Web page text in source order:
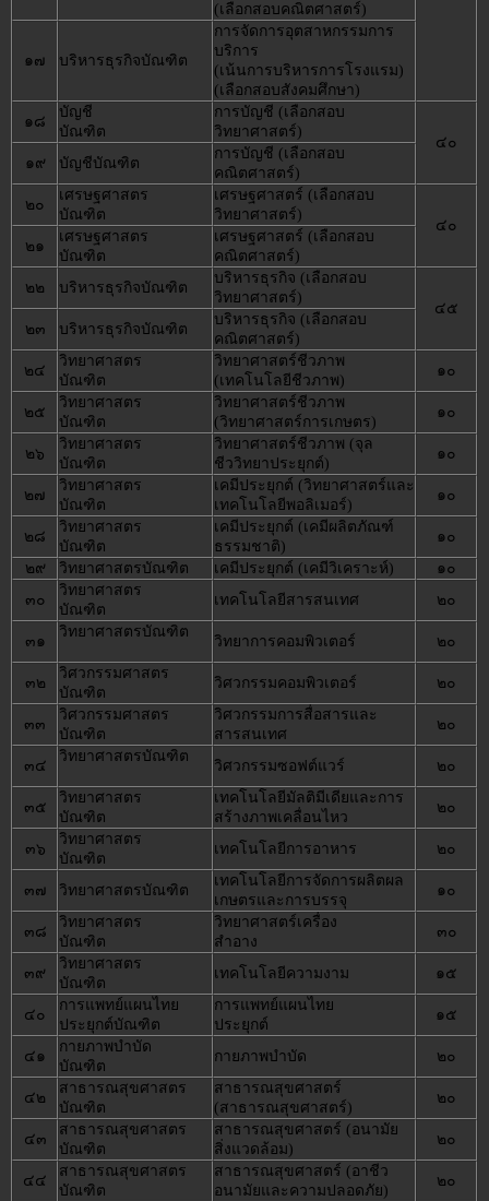
(เลือกสอบคณิตศาสตร์)
๑๗ บริหารธุรกิจบัณฑิต
การจัดการอุตสาหกรรมการ
บริการ
(เน้นการบริหารการโรงแรม)
(เลือกสอบสังคมศึกษา)
๑๘
บัญชี
บัณฑิต
การบัญชี (เลือกสอบ
วิทยาศาสตร์)
๔๐
๑๙
บัญชีบัณฑิต
การบัญชี (เลือกสอบ
คณิตศาสตร์)
๒๐
เศรษฐศาสตร
บัณฑิต
เศรษฐศาสตร์ (เลือกสอบ
วิทยาศาสตร์)
๔๐
๒๑
เศรษฐศาสตร
บัณฑิต
เศรษฐศาสตร์ (เลือกสอบ
คณิตศาสตร์)
๒๒
บริหารธุรกิจบัณฑิต
บริหารธุรกิจ (เลือกสอบ
วิทยาศาสตร์)
๔๕
๒๓
บริหารธุรกิจบัณฑิต
บริหารธุรกิจ (เลือกสอบ
คณิตศาสตร์)
๒๔
วิทยาศาสตร
บัณฑิต
วิทยาศาสตร์ชีวภาพ
(เทคโนโลยีชีวภาพ)
๑๐
๒๕
วิทยาศาสตร
บัณฑิต
วิทยาศาสตร์ชีวภาพ
(วิทยาศาสตร์การเกษตร)
๑๐
๒๖
วิทยาศาสตร
บัณฑิต
วิทยาศาสตร์ชีวภาพ (จุล
ชีววิทยาประยุกต์)
๑๐
๒๗
วิทยาศาสตร
บัณฑิต
เคมีประยุกต์ (วิทยาศาสตร์และ
เทคโนโลยีพอลิเมอร์)
๑๐
๒๘
วิทยาศาสตร
บัณฑิต
เคมีประยุกต์ (เคมีผลิตภัณฑ์
ธรรมชาติ)
๑๐
๒๙
วิทยาศาสตรบัณฑิต เคมีประยุกต์ (เคมีวิเคราะห์)
๑๐
๓๐
วิทยาศาสตร
บัณฑิต
เทคโนโลยีสารสนเทศ ๒๐
๓๑
วิทยาศาสตรบัณฑิต
วิทยาการคอมพิวเตอร์ ๒๐
๓๒
วิศวกรรมศาสตร
บัณฑิต
วิศวกรรมคอมพิวเตอร์ ๒๐
๓๓
วิศวกรรมศาสตร
บัณฑิต
วิศวกรรมการสื่อสารและ
สารสนเทศ
๒๐
๓๔
วิทยาศาสตรบัณฑิต
วิศวกรรมซอฟต์แวร์ ๒๐
๓๕
วิทยาศาสตร
บัณฑิต
เทคโนโลยีมัลติมีเดียและการ
สร้างภาพเคลื่อนไหว
๒๐
๓๖
วิทยาศาสตร
บัณฑิต
เทคโนโลยีการอาหาร ๒๐
๓๗ วิทยาศาสตรบัณฑิต
เทคโนโลยีการจัดการผลิตผล
เกษตรและการบรรจุ
๑๐
๓๘
วิทยาศาสตร
บัณฑิต
วิทยาศาสตร์เครื่อง
สำอาง
๓๐
๓๙
วิทยาศาสตร
บัณฑิต
เทคโนโลยีความงาม ๑๕
๔๐
การแพทย์แผนไทย
ประยุกต์บัณฑิต
การแพทย์แผนไทย
ประยุกต์
๑๕
๔๑
กายภาพบำบัด
บัณฑิต
กายภาพบำบัด ๒๐
๔๒
สาธารณสุขศาสตร
บัณฑิต
สาธารณสุขศาสตร์
(สาธารณสุขศาสตร์)
๒๐
๔๓
สาธารณสุขศาสตร
บัณฑิต
สาธารณสุขศาสตร์ (อนามัย
สิ่งแวดล้อม)
๒๐
๔๔
สาธารณสุขศาสตร
บัณฑิต
สาธารณสุขศาสตร์ (อาชีว
อนามัยและความปลอดภัย)
๒๐